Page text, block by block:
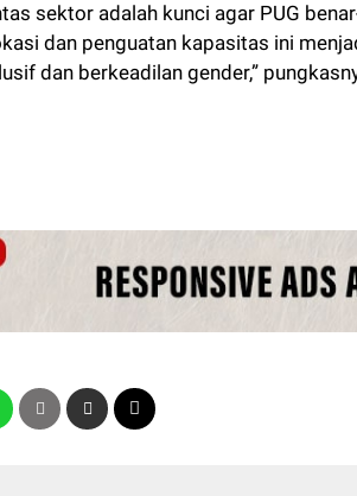
sektor adalah kunci agar PUG
dan penguatan kapasitas ini
dan berkeadilan gender,”